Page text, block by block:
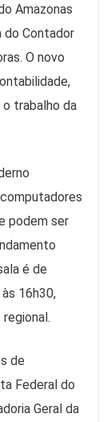
Amazonas
do Contador
O novo
trabalho da
podem ser
é de
16h30,
de
Federal do
Geral da